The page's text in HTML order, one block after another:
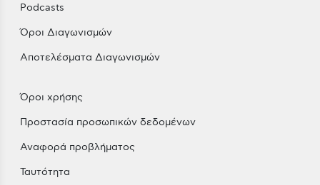
Podcasts
Όροι Διαγωνισμών
Αποτελέσματα Διαγωνισμών
Όροι χρήσης
Προστασία προσωπικών δεδομένων
Αναφορά προβλήματος
Ταυτότητα